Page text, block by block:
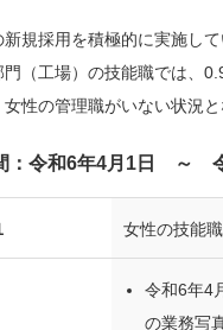
新規採用を積極的に実施し
門（工場）の技能職では、
性の管理職がいない状況と
：令和6年4月1日 ～
女性の技能
令和6年4
の業務写